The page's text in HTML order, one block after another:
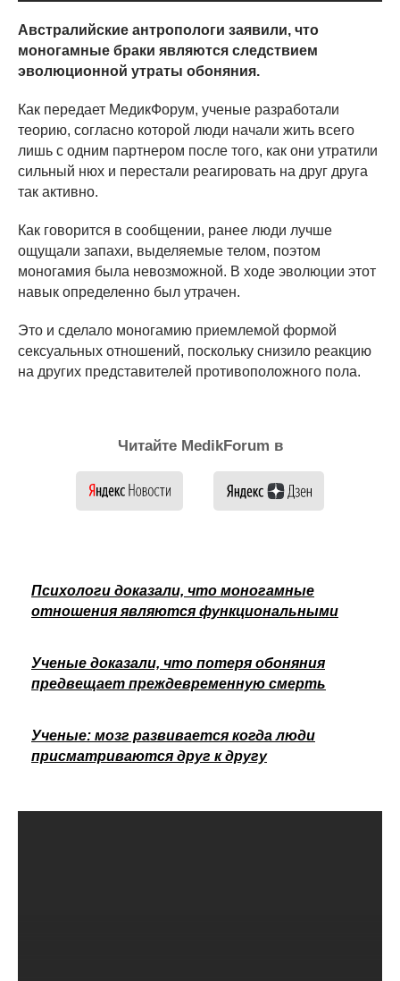
Австралийские антропологи заявили, что
моногамные браки являются следствием
эволюционной утраты обоняния.
Как передает МедикФорум, ученые разработали
теорию, согласно которой люди начали жить всего
лишь с одним партнером после того, как они утратили
сильный нюх и перестали реагировать на друг друга
так активно.
Как говорится в сообщении, ранее люди лучше
ощущали запахи, выделяемые телом, поэтом
моногамия была невозможной. В ходе эволюции этот
навык определенно был утрачен.
Это и сделало моногамию приемлемой формой
сексуальных отношений, поскольку снизило реакцию
на других представителей противоположного пола.
Читайте MedikForum в
Психологи доказали, что моногамные
отношения являются функциональными
Ученые доказали, что потеря обоняния
предвещает преждевременную смерть
Ученые: мозг развивается когда люди
присматриваются друг к другу